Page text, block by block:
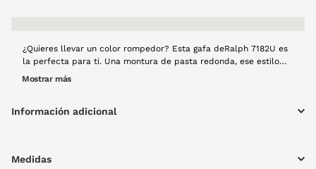
¿Quieres llevar un color rompedor? Esta gafa deRalph 7182U es
la perfecta para ti. Una montura de pasta redonda, ese estilo
retro que todos buscamos. Además el color rosa palo aporta
Mostrar más
Información adicional
Medidas